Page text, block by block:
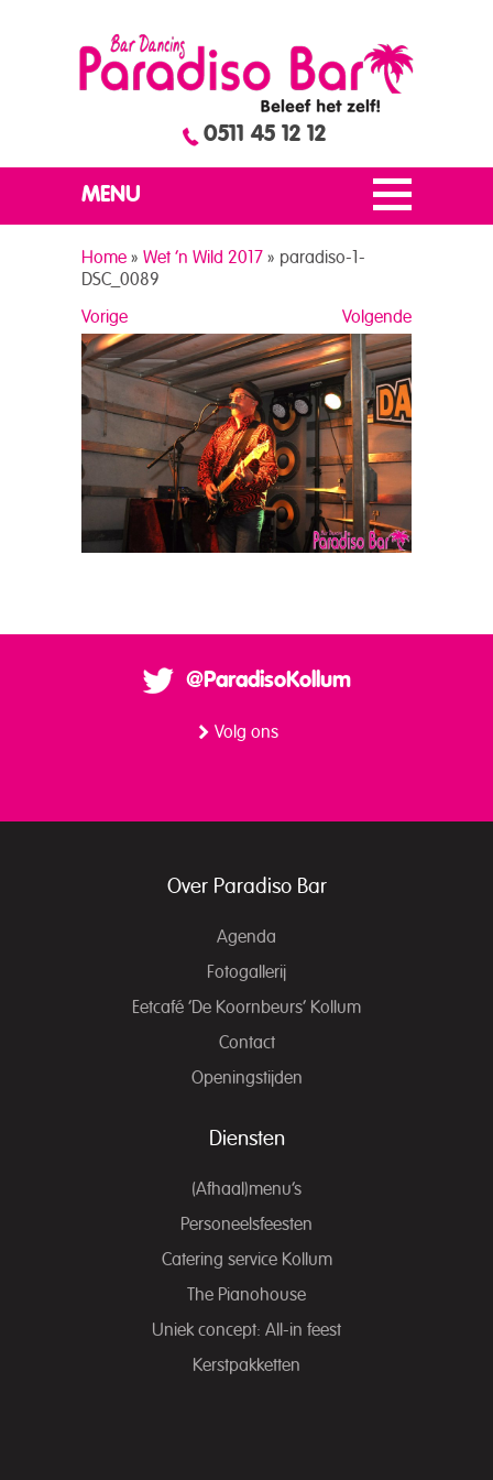
0511 45 12 12
MENU
Home » Wet ’n Wild 2017 » paradiso-1-
DSC_0089
Volgende
Vorige
@ParadisoKollum
Volg ons
Over Paradiso Bar
Agenda
Fotogallerij
Eetcafé ‘De Koornbeurs’ Kollum
Contact
Openingstijden
Diensten
(Afhaal)menu’s
Personeelsfeesten
Catering service Kollum
The Pianohouse
Uniek concept: All-in feest
Kerstpakketten